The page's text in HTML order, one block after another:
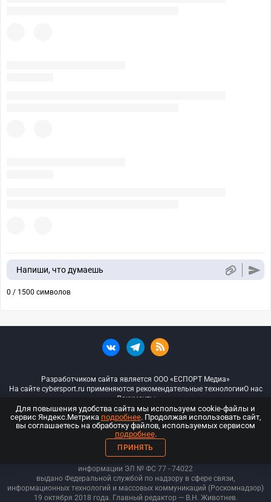
Напиши, что думаешь
0 / 1500 символов
Разработчиком сайта является ООО «ЕСПОРТ Медиа»
На сайте cybersport.ru применяются рекомендательные технологииО нас
Документы
© ООО «Киберспорт.ру» — Все права защищены
18+
ООО «Киберспорт.ру». Свидетельство о регистрации средств массовой
информации ЭЛ № ФС 77 - 74022
выдано Федеральной службой по надзору в сфере связи,
информационных технологий и массовых коммуникаций (Роскомнадзор)
19 октября 2018 года. Главный редактор — В.Н. Животнев.
Для повышения удобства сайта мы используем cookie-файлы и
сервис Яндекс.Метрика подробнее. Продолжая использовать сайт,
вы соглашаетесь на обработку файлов, используемых сервисом
подробнее.
ПРИНЯТЬ